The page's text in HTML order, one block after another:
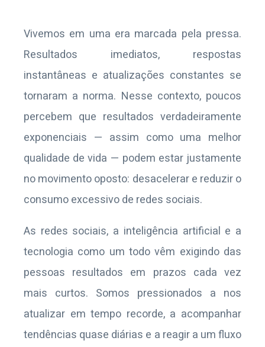
Vivemos em uma era marcada pela pressa.
Resultados imediatos, respostas
instantâneas e atualizações constantes se
tornaram a norma. Nesse contexto, poucos
percebem que resultados verdadeiramente
exponenciais — assim como uma melhor
qualidade de vida — podem estar justamente
no movimento oposto: desacelerar e reduzir o
consumo excessivo de redes sociais.
As redes sociais, a inteligência artificial e a
tecnologia como um todo vêm exigindo das
pessoas resultados em prazos cada vez
mais curtos. Somos pressionados a nos
atualizar em tempo recorde, a acompanhar
tendências quase diárias e a reagir a um fluxo